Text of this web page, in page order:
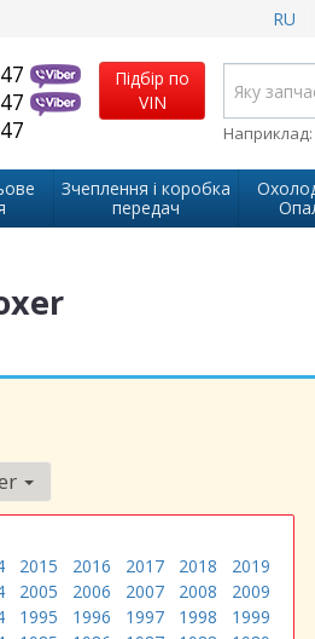
RU
Підбір по
VIN
Наприклад:
Зчеплення і коробка
передач
2015 2016 2017 2018
2019
2005 2006 2007 2008
2009
1995 1996 1997 1998
1999